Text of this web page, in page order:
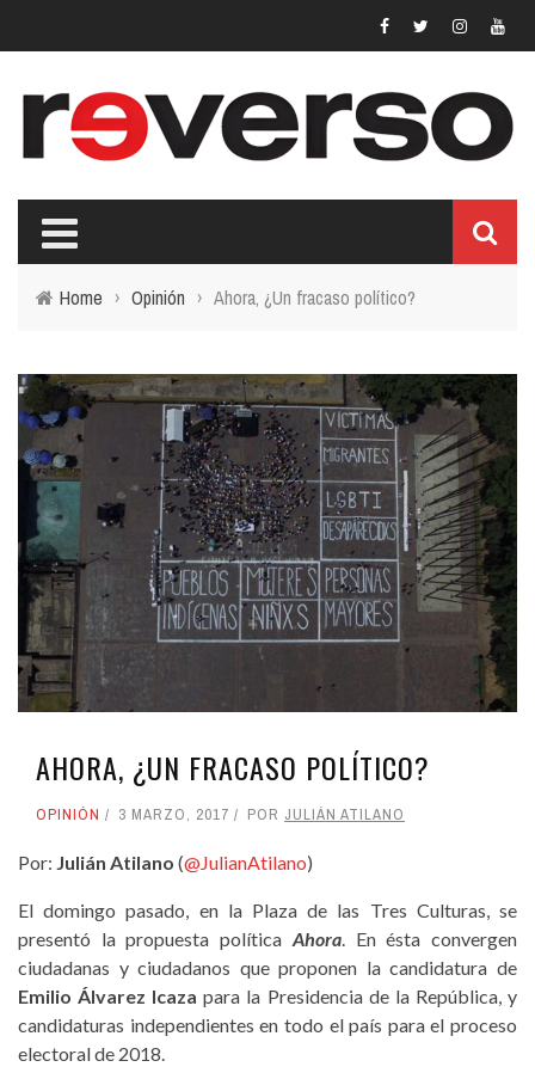
Home › Opinión › Ahora, ¿Un fracaso político?
AHORA, ¿UN FRACASO POLÍTICO?
OPINIÓN 3 MARZO, 2017 POR JULIÁN ATILANO
Por: Julián Atilano (@JulianAtilano)
El domingo pasado, en la Plaza de las Tres Culturas, se
presentó la propuesta política Ahora. En ésta convergen
ciudadanas y ciudadanos que proponen la candidatura de
Emilio Álvarez Icaza para la Presidencia de la República, y
candidaturas independientes en todo el país para el proceso
electoral de 2018.